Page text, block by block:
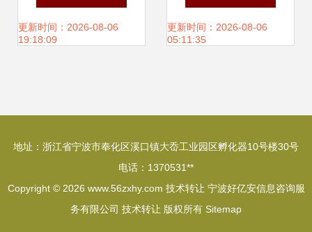
趋势与批发渠道深
更新时间：2026-08-06
19:18:09
更新时间：2026-08-06
05:11:35
地址：浙江省宁波市奉化区溪口镇大岙工业园区孵化器10号楼30号
电话：1370531**
Copyright © 2026 www.56zxhy.com 技术转让 宁波好亿安信息咨询服
务有限公司 技术转让 版权所有 Sitemap